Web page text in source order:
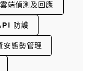
雲端偵測及回應
防護
安態勢管理